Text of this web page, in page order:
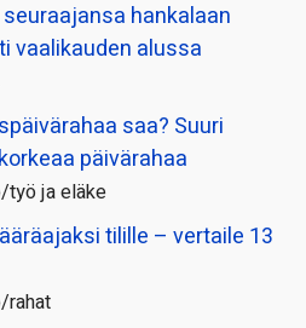
hankalaan
vaalikauden alussa
saa? Suuri
päivärahaa
työ ja eläke
tilille – vertaile 13
rahat